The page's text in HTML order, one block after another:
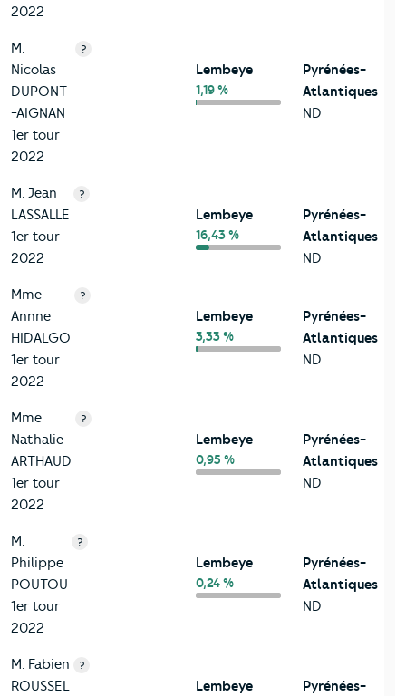
2022
M.
Nicolas
DUPONT
-AIGNAN
1er tour
2022
?
Lembeye
1,19 %
Pyrénées-
Atlantiques
ND
M. Jean
LASSALLE
1er tour
2022
?
Lembeye
16,43 %
Pyrénées-
Atlantiques
ND
Mme
Annne
HIDALGO
1er tour
2022
?
Lembeye
3,33 %
Pyrénées-
Atlantiques
ND
Mme
Nathalie
ARTHAUD
1er tour
2022
?
Lembeye
0,95 %
Pyrénées-
Atlantiques
ND
M.
Philippe
POUTOU
1er tour
2022
?
Lembeye
0,24 %
Pyrénées-
Atlantiques
ND
M. Fabien
ROUSSEL
?
Lembeye
Pyrénées-